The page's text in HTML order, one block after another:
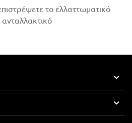
το ελλαττωματικό